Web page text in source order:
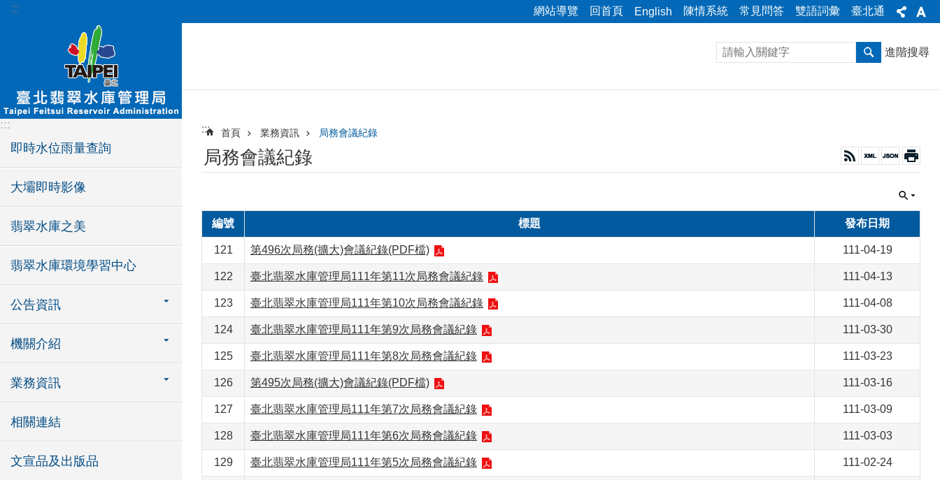
跳到主要內容區塊
::: 網站導覽 回首頁 English 陳情系統 常見問答 雙語詞彙 臺北通
:::
即時水位雨量查詢
大壩即時影像
翡翠水庫之美
翡翠水庫環境學習中心
公告資訊
機關介紹
業務資訊
相關連結
文宣品及出版品
進階搜尋
::: 首頁 業務資訊 局務會議紀錄
局務會議紀錄
編號 標題 發布日期
121 第496次局務(擴大)會議紀錄(PDF檔) 111-04-19
122 臺北翡翠水庫管理局111年第11次局務會議紀錄 111-04-13
123 臺北翡翠水庫管理局111年第10次局務會議紀錄 111-04-08
124 臺北翡翠水庫管理局111年第9次局務會議紀錄 111-03-30
125 臺北翡翠水庫管理局111年第8次局務會議紀錄 111-03-23
126 第495次局務(擴大)會議紀錄(PDF檔) 111-03-16
127 臺北翡翠水庫管理局111年第7次局務會議紀錄 111-03-09
128 臺北翡翠水庫管理局111年第6次局務會議紀錄 111-03-03
129 臺北翡翠水庫管理局111年第5次局務會議紀錄 111-02-24